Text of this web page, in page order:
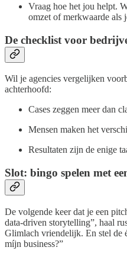
Vraag hoe het jou helpt.
omzet of merkwaarde
De checklist voor
Wil je agencies vergelijken
achterhoofd:
Cases zeggen meer dan
Mensen maken het
Resultaten zijn de enige
Slot: bingo spelen met
De volgende keer dat je een
data-driven storytelling”, haal
Glimlach vriendelijk. En stel de
míjn business?”